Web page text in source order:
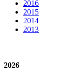
2016
2015
2014
2013
2026